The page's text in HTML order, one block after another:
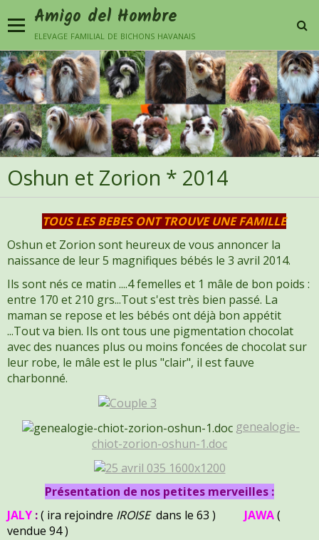
Amigo del Hombre
elevage familial de bichons havanais
Oshun et Zorion * 2014
TOUS LES BEBES ONT TROUVE UNE FAMILLE
Oshun et Zorion sont heureux de vous annoncer la
naissance de leur 5 magnifiques bébés le 3 avril 2014.
Ils sont nés ce matin ....4 femelles et 1 mâle de bon poids :
entre 170 et 210 grs...Tout s'est très bien passé. La
maman se repose et les bébés ont déjà bon appétit
...Tout va bien. Ils ont tous une pigmentation chocolat
avec des nuances plus ou moins foncées de chocolat sur
leur robe, le mâle est le plus "clair", il est fauve
charbonné.
genealogie-
chiot-zorion-oshun-1.doc
Présentation de nos petites merveilles :
JALY :( ira rejoindre IROISE dans le 63 ) JAWA(
vendue 94 )